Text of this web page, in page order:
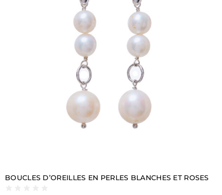
BOUCLES D’OREILLES EN PERLES BLANCHES ET ROSES